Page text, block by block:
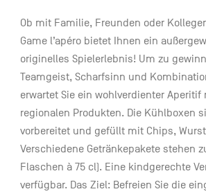
Ob mit Familie, Freunden oder
Game l’apéro bietet Ihnen ein
originelles Spielerlebnis! Um zu
Teamgeist, Scharfsinn und
erwartet Sie ein wohlverdienter
regionalen Produkten. Die Kühlboxen
vorbereitet und gefüllt mit Chips,
Verschiedene Getränkepakete stehen
Flaschen à 75 cl). Eine kindgerechte
verfügbar. Das Ziel: Befreien Sie die